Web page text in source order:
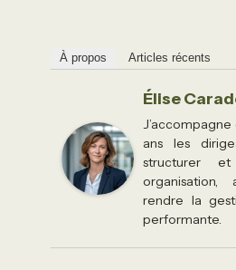
À propos Articles récents
Élise
ans les
structurer
organisation,
rendre la
performante.